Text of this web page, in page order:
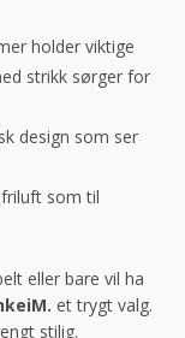
holder viktige
strikk sørger for
design som ser
som til
eller bare vil ha
et trygt valg.
stilig.